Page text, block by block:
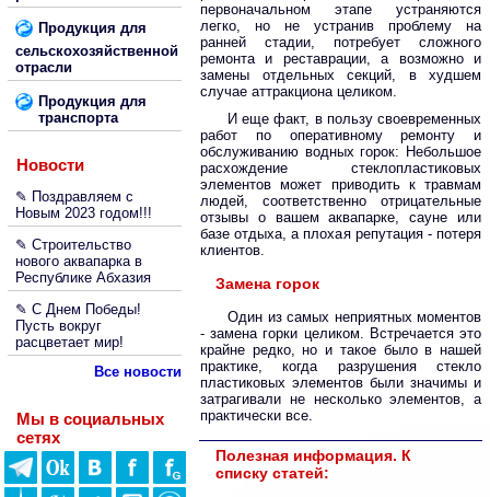
Продукция для
сельскохозяйственной
отрасли
Продукция для
транспорта
Новости
✎ Поздравляем с
Новым 2023 годом!!!
✎ Строительство
нового аквапарка в
Республике Абхазия
✎ С Днем Победы!
Пусть вокруг
расцветает мир!
Все новости
Мы в социальных
сетях
первоначальном этапе устраняются
легко, но не устранив проблему на
ранней стадии, потребует сложного
ремонта и реставрации, а возможно и
замены отдельных секций, в худшем
случае аттракциона целиком.
И еще факт, в пользу своевременных
работ по оперативному ремонту и
обслуживанию водных горок: Небольшое
расхождение стеклопластиковых
элементов может приводить к травмам
людей, соответственно отрицательные
отзывы о вашем аквапарке, сауне или
базе отдыха, а плохая репутация - потеря
клиентов.
Замена горок
Один из самых неприятных моментов
- замена горки целиком. Встречается это
крайне редко, но и такое было в нашей
практике, когда разрушения стекло
пластиковых элементов были значимы и
затрагивали не несколько элементов, а
практически все.
Полезная информация. К
списку статей: